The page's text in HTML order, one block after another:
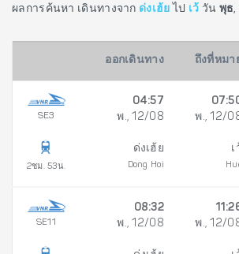
ผลการค้นหา เดินทางจาก ด่งเฮ้ย ไป เว้ วัน พุธ,
ออกเดินทาง ถึงที่หมา
SE3
2ชม. 53น.
04:57
พ., 12/08
ด่งเฮ้ย
Dong Hoi
พ., 12/
เ
SE11
08:32
พ., 12/08
พ., 12/